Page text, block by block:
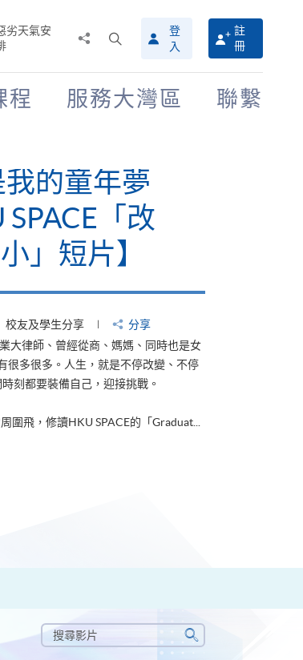
劣天氣安
搜
尋
介
登
入
註
冊
程 服務大灣區 聯繫
我的童年夢
「改
」短片】
校友及學生分享
分享
大律師、曾經從商、媽媽、同時也是女
很多很多。人生，就是不停改變、不停
刻都要裝備自己，迎接挑戰。
圍飛，修讀HKU SPACE的「Graduat...
搜
尋
搜